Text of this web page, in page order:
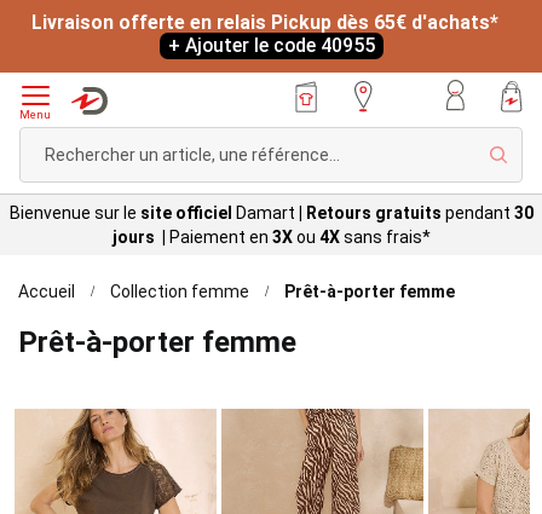
+ Ajouter le code 40955
Menu
Bienvenue sur le site officiel Damart Retours gratuits pendant 30
jours |
Paiement en 3Xou 4Xsans frais*
Accueil Collection femme Prêt-à-porter femme
Prêt-à-porter femme